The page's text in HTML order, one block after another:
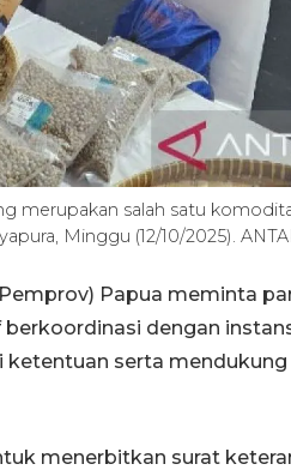
merupakan salah satu
Minggu (12/10/2025).
Papua meminta
dengan
ketentuan serta
menerbitkan surat